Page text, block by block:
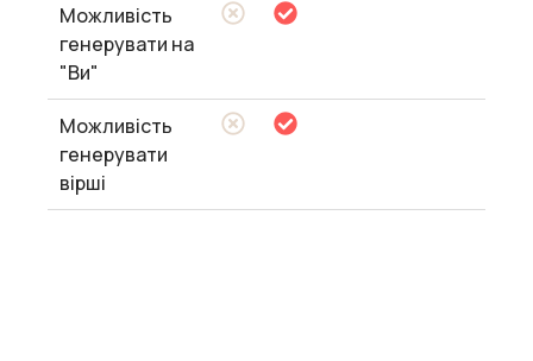
Можливість
генерувати на
"Ви"
Можливість
генерувати
вірші